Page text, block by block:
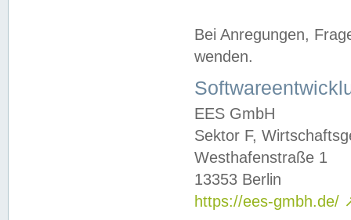
Bei Anregungen,
wenden.
EES GmbH
Sektor F,
Westhafenstraße 1
13353 Berlin
https://ees-gmbh.de/